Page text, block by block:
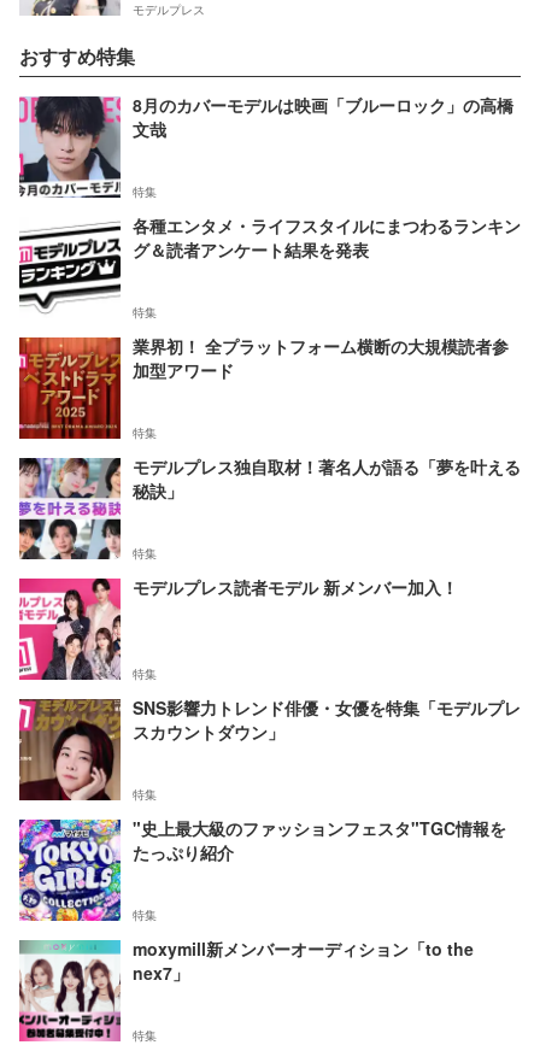
モデルプレス
おすすめ特集
8月のカバーモデルは映画「ブルーロック」の高橋
文哉
特集
各種エンタメ・ライフスタイルにまつわるランキン
グ＆読者アンケート結果を発表
特集
業界初！ 全プラットフォーム横断の大規模読者参
加型アワード
特集
モデルプレス独自取材！著名人が語る「夢を叶える
秘訣」
特集
モデルプレス読者モデル 新メンバー加入！
特集
SNS影響力トレンド俳優・女優を特集「モデルプレ
スカウントダウン」
特集
"史上最大級のファッションフェスタ"TGC情報を
たっぷり紹介
特集
moxymill新メンバーオーディション「to the
nex7」
特集